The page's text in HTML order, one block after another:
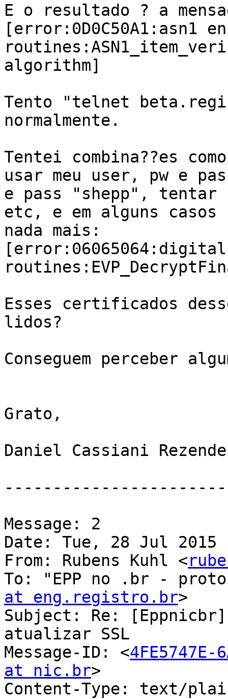
E o resultado ? a
[error:0D0C50A1:asn1
algorithm]
Tento "telnet
normalmente.
Tentei combina??es
usar meu user, pw e
e pass "shepp",
etc, e em alguns
nada mais:
[error:06065064:digital
Esses certificados
lidos?
Conseguem perceber
Grato,
Daniel Cassiani Rezende
Message: 2
Date: Tue, 28 Jul 2015
From: Rubens Kuhl <
To: "EPP no .br -
at eng.registro.br>
Subject: Re: [Eppnicbr]
atualizar SSL
Message-ID: <4FE5747E-
at nic.br>
Content-Type: text/